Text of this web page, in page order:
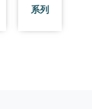
系列